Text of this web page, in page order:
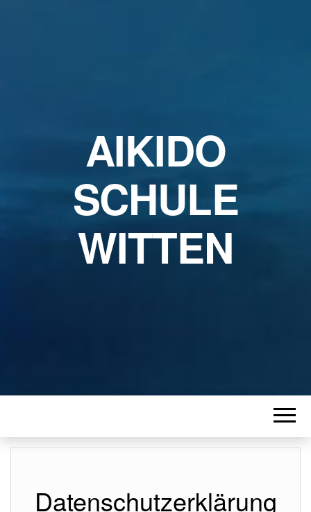
AIKIDO
SCHULE
WITTEN
Datenschutzerklärung